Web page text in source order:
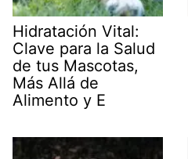
Hidratación Vital:
Clave para la Salud
de tus Mascotas,
Más Allá de
Alimento y E